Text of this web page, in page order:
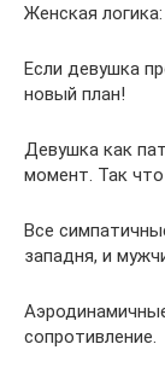
Женская
Если девушка
новый план!
Девушка как
момент. Так
Все
западня, и
сопротивление.